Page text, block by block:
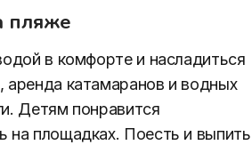
пляже
в комфорте и насладиться
аренда катамаранов и водных
Детям понравится
на площадках. Поесть и выпить